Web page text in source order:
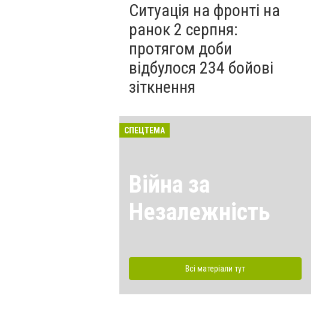
Ситуація на фронті на
ранок 2 серпня:
протягом доби
відбулося 234 бойові
зіткнення
СПЕЦТЕМА
Війна за
Незалежність
Всі матеріали тут